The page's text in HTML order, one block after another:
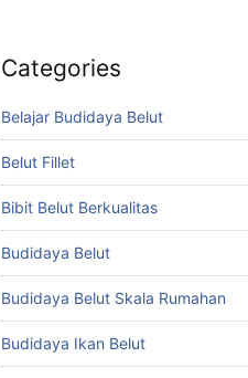
Categories
Belajar Budidaya Belut
Belut Fillet
Bibit Belut Berkualitas
Budidaya Belut
Budidaya Belut Skala Rumahan
Budidaya Ikan Belut